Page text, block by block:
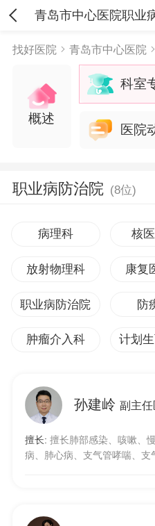
找好医院 青岛市中心医院
概述
科室
医院
职业病防治院 (8位)
病理科 核
放射物理科 康复
职业病防治院 防
肿瘤介入科
孙建岭副主
擅长: 擅长肺部感染、咳嗽、
病、肺心病、支气管哮喘、